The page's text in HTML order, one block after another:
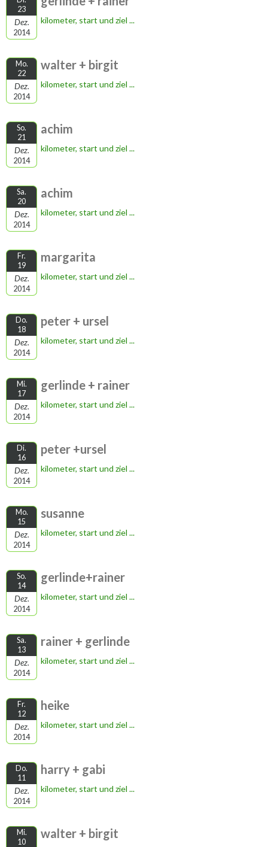
23
Dez.
2014
kilometer, start und ziel ...
Mo.
22
Dez.
2014
walter + birgit
kilometer, start und ziel ...
So.
21
Dez.
2014
achim
kilometer, start und ziel ...
Sa.
20
Dez.
2014
achim
kilometer, start und ziel ...
Fr.
19
Dez.
2014
margarita
kilometer, start und ziel ...
Do.
18
Dez.
2014
peter + ursel
kilometer, start und ziel ...
Mi.
17
Dez.
2014
gerlinde + rainer
kilometer, start und ziel ...
Di.
16
Dez.
2014
peter +ursel
kilometer, start und ziel ...
Mo.
15
Dez.
2014
susanne
kilometer, start und ziel ...
So.
14
Dez.
2014
gerlinde+rainer
kilometer, start und ziel ...
Sa.
13
Dez.
2014
rainer + gerlinde
kilometer, start und ziel ...
Fr.
12
Dez.
2014
heike
kilometer, start und ziel ...
Do.
11
Dez.
2014
harry + gabi
kilometer, start und ziel ...
Mi.
10
walter + birgit